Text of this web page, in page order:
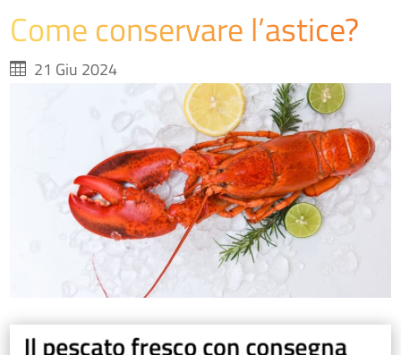
Come conservare l’astice?
21 Giu 2024